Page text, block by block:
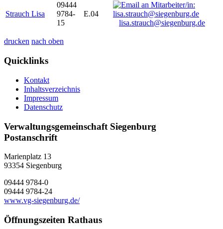
Strauch Lisa
09444
9784-
15
E.04
lisa.strauch@siegenburg.de
drucken nach oben
Quicklinks
Kontakt
Inhaltsverzeichnis
Impressum
Datenschutz
Verwaltungsgemeinschaft Siegenburg
Postanschrift
Marienplatz 13
93354 Siegenburg
09444 9784-0
09444 9784-24
www.vg-siegenburg.de/
Öffnungszeiten Rathaus